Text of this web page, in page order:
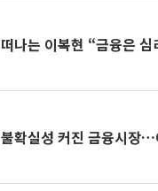
떠나는 이복현 “금융은
불확실성 커진 금융시장